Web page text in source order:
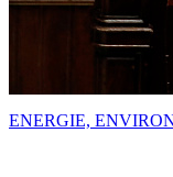
ENERGIE,